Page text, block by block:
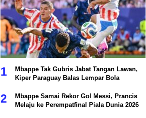
1
Mbappe Tak Gubris Jabat Tangan Lawan,
Kiper Paraguay Balas Lempar Bola
2
Mbappe Samai Rekor Gol Messi, Prancis
Melaju ke Perempatfinal Piala Dunia 2026